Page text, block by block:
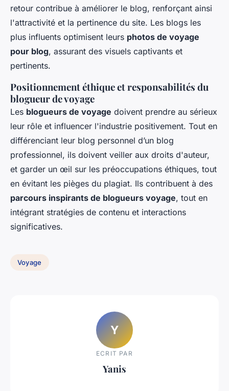
retour contribue à améliorer le blog, renforçant ainsi
l'attractivité et la pertinence du site. Les blogs les
plus influents optimisent leurs photos de voyage
pour blog, assurant des visuels captivants et
pertinents.
Positionnement éthique et responsabilités du
blogueur de voyage
Les blogueurs de voyage doivent prendre au sérieux
leur rôle et influencer l'industrie positivement. Tout en
différenciant leur blog personnel d’un blog
professionnel, ils doivent veiller aux droits d'auteur,
et garder un œil sur les préoccupations éthiques, tout
en évitant les pièges du plagiat. Ils contribuent à des
parcours inspirants de blogueurs voyage, tout en
intégrant stratégies de contenu et interactions
significatives.
Voyage
Y
ECRIT PAR
Yanis